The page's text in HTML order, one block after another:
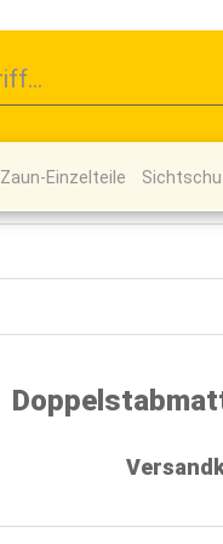
Zaun-Einzelteile